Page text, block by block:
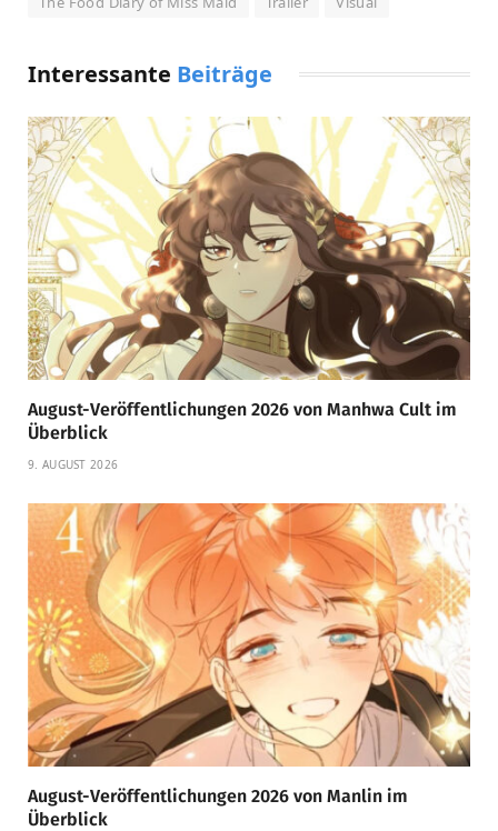
Interessante Beiträge
August-Veröffentlichungen 2026 von Manhwa Cult im
Überblick
9. AUGUST 2026
August-Veröffentlichungen 2026 von Manlin im
Überblick